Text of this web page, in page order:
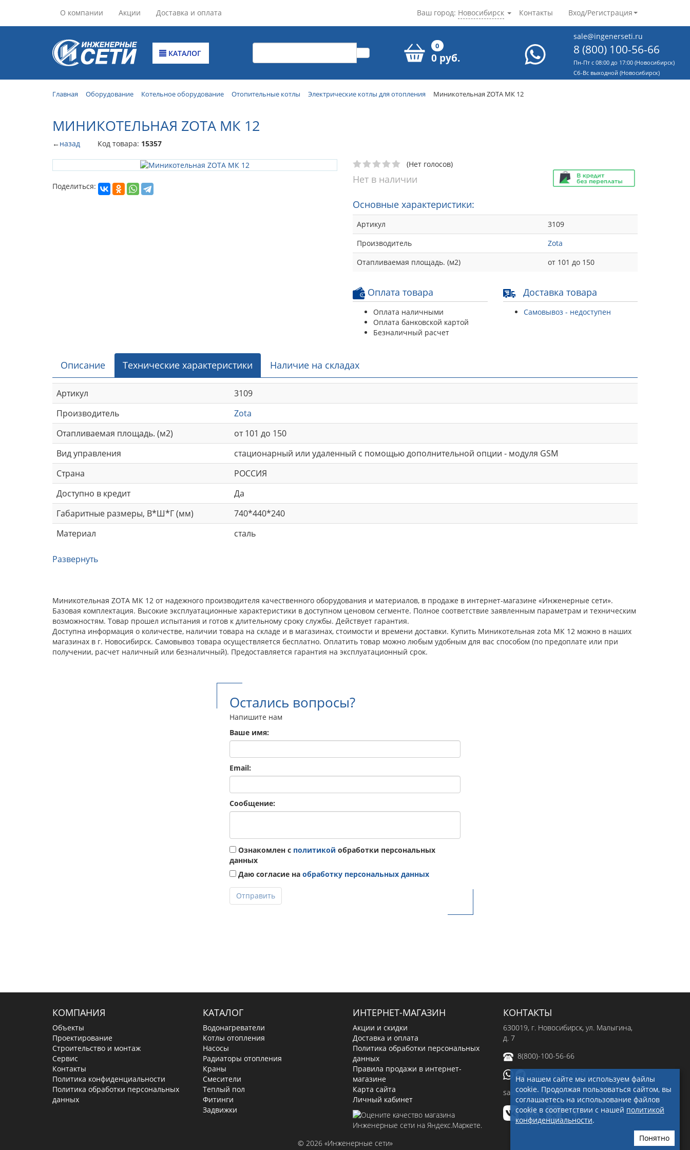
О компании Акции Доставка и оплата Контакты Вход/Регистрация
Ваш город: Новосибирск
КАТАЛОГ
0
0 руб.
sale@ingenerseti.ru
8 (800) 100-56-66
Пн-Пт с 08:00 до 17:00 (Новосибирск)
Cб-Вс выходной (Новосибирск)
Главная Оборудование Котельное оборудование Отопительные котлы Электрические котлы для отопления Миникотельная ZOTA МК 12
МИНИКОТЕЛЬНАЯ ZOTA МК 12
←назад Код товара: 15357
Поделиться:
(Нет голосов)
Нет в наличии
Основные характеристики:
Артикул
3109
Производитель
Zota
Отапливаемая площадь. (м2)
от 101 до 150
Оплата товара
Оплата наличными
Оплата банковской картой
Безналичный расчет
Доставка товара
Самовывоз - недоступен
Описание Технические характеристики Наличие на складах
Артикул
3109
Производитель
Zota
Отапливаемая площадь. (м2)
от 101 до 150
Вид управления
стационарный или удаленный с помощью дополнительной опции - модуля GSM
Страна
РОССИЯ
Доступно в кредит
Да
Габаритные размеры, В*Ш*Г (мм)
740*440*240
Материал
сталь
Развернуть
Миникотельная ZOTA МК 12 от надежного производителя качественного оборудования и материалов, в продаже в интернет-магазине «Инженерные сети».
Базовая комплектация. Высокие эксплуатационные характеристики в доступном ценовом сегменте. Полное соответствие заявленным параметрам и техническим
возможностям. Товар прошел испытания и готов к длительному сроку службы. Действует гарантия.
Доступна информация о количестве, наличии товара на складе и в магазинах, стоимости и времени доставки. Купить Миникотельная zota МК 12 можно в наших
магазинах в г. Новосибирск. Самовывоз товара осуществляется бесплатно. Оплатить товар можно любым удобным для вас способом (по предоплате или при
получении, расчет наличный или безналичный). Предоставляется гарантия на эксплуатационный срок.
Остались вопросы?
Напишите нам
Ваше имя:
Email:
Сообщение:
Ознакомлен с политикой обработки персональных
данных
Даю согласие на обработку персональных данных
Отправить
КОМПАНИЯ
Объекты
Проектирование
Строительство и монтаж
Сервис
Контакты
Политика конфиденциальности
Политика обработки персональных
данных
КАТАЛОГ
Водонагреватели
Котлы отопления
Насосы
Радиаторы отопления
Краны
Смесители
Теплый пол
Фитинги
Задвижки
ИНТЕРНЕТ-МАГАЗИН
Акции и скидки
Доставка и оплата
Политика обработки персональных
данных
Правила продажи в интернет-
магазине
Карта сайта
Личный кабинет
КОНТАКТЫ
630019, г. Новосибирск, ул. Малыгина,
д. 7
8(800)-100-56-66
sale@ingenerseti.ru
© 2026 «Инженерные сети»
На нашем сайте мы используем файлы
cookie. Продолжая пользоваться сайтом, вы
соглашаетесь на использование файлов
cookie в соответствии с нашей политикой
конфиденциальности.
Понятно